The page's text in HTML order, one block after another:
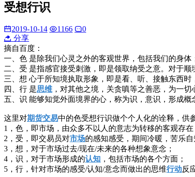
受想行识
2019-10-14 1166
0
分享
摘自百度：
一、色 是除我们心灵之外的客观世界，包括我们的身体
二、受 是指感官接受刺激，即是领取纳受之意。对于
三、想 心于所知境执取形象，即是看、听、接触东西
四、行 是思维 ，对其他之境，关贪嗔等之善恶，为一切
五、识 能够知觉外面境界的心，称为识，意识，形成概
这里对期货交易中的色受想行识做个个人化的诠释，供
1，色，即市场，由众多不以人的意志为转移的客观存
2，受，即交易员对市场的感知感受，期间冷暖，苦乐自
3，想，对于市场过去/现在/未来的各种想象意念；
4，识，对于市场形成的认知 ，包括市场的各个方面；
5，行，针对市场的感受/认知/意念而做出的思维行动反